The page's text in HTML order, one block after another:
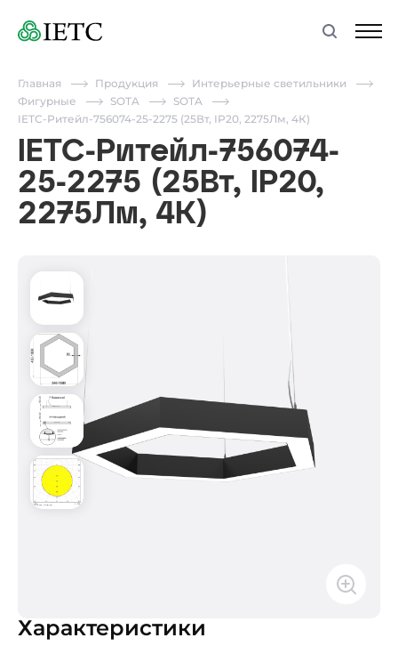
Главная Продукция
Интерьерные светильники
Фигурные
SOTA
SOTA
IETC-Ритейл-756074-25-2275 (25Вт, IP20, 2275Лм, 4К)
IETC-Ритейл-756074-
25-2275 (25Вт, IP20,
2275Лм, 4К)
Характеристики